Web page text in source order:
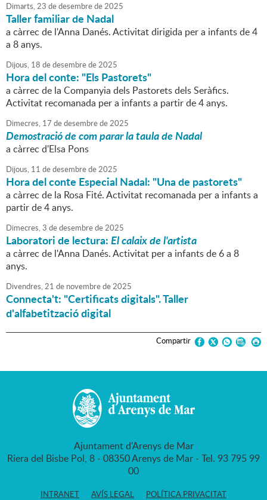
Dimarts,23 dedesembrede2025
Taller familiar de Nadal
a càrrec de l'Anna Danés. Activitat dirigida per a infants de 4
a 8 anys.
Dijous, 18 dedesembrede2025
Hora del conte: "Els Pastorets"
a càrrec de la Companyia dels Pastorets dels Seràfics.
Activitat recomanada per a infants a partir de 4 anys.
Dimecres, 17 dedesembrede2025
Demostració de com parar la taula de Nadal
a càrrec d'Elsa Pons
Dijous, 11 dedesembrede2025
Hora del conte Especial Nadal: "Una de pastorets"
a càrrec de la Rosa Fité. Activitat recomanada per a infants a
partir de 4 anys.
Dimecres,3 dedesembrede2025
Laboratori de lectura:El calaix de l'artista
a càrrec de l'Anna Danés. Activitat per a infants de 6 a 8
anys.
Divendres,21 de novembrede2025
Connecta't: "Certificats digitals". Taller
d'alfabetització digital
Compartir
Ajuntament d'Arenys de Mar
Riera del Bisbe Pol, 8 - 08350 Arenys de Mar - Tel. 93 795 99
00
INTRANET AVÍS LEGAL
POLÍTICA PRIVACITAT